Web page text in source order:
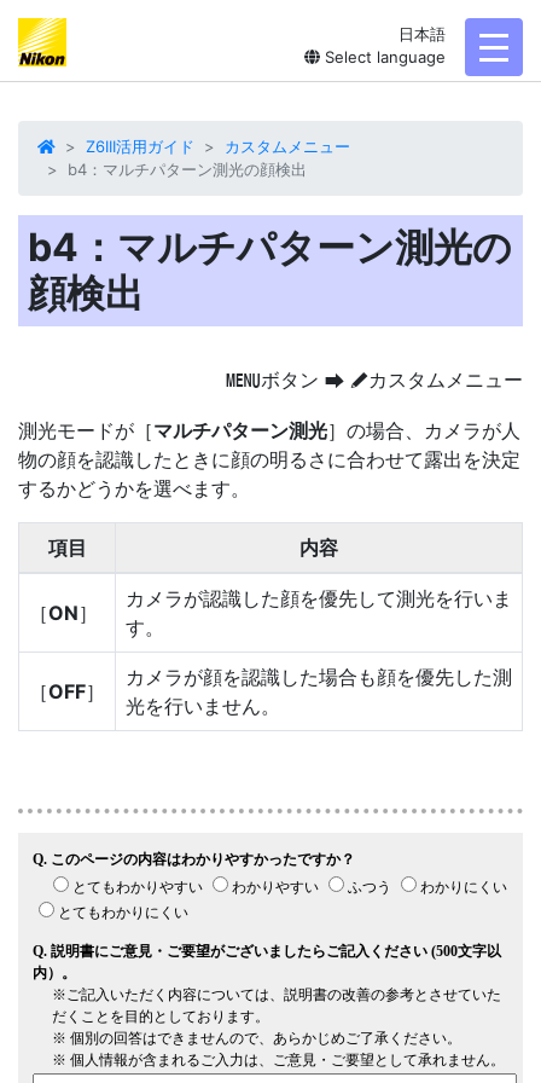
日本語
Select language
Z6III活用ガイド
カスタムメニュー
b4：マルチパターン測光の顔検出
b4：マルチパターン測光の
顔検出
Gボタン U Aカスタムメニュー
測光モードが［マルチパターン測光］の場合、カメラが人
物の顔を認識したときに顔の明るさに合わせて露出を決定
するかどうかを選べます。
項目 内容
［ON］
カメラが認識した顔を優先して測光を行いま
す。
［OFF］
カメラが顔を認識した場合も顔を優先した測
光を行いません。